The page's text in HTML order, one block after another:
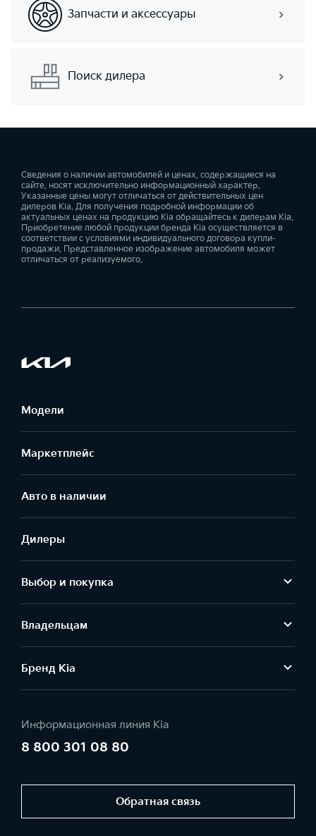
Запчасти и аксессуары
Поиск дилера
Сведения о наличии автомобилей и ценах, содержащиеся на
сайте, носят исключительно информационный характер.
Указанные цены могут отличаться от действительных цен
дилеров Kia. Для получения подробной информации об
актуальных ценах на продукцию Kia обращайтесь к дилерам Kia.
Приобретение любой продукции бренда Kia осуществляется в
соответствии с условиями индивидуального договора купли-
продажи. Представленное изображение автомобиля может
отличаться от реализуемого.
Модели
Маркетплейс
Aвто в наличии
Дилеры
Выбор и покупка
Владельцам
Бренд Kia
Информационная линия Kia
8 800 301 08 80
Обратная связь